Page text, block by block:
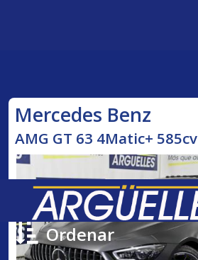
Ordenar
Mercedes Benz
AMG GT 63 4Matic+ 585cv